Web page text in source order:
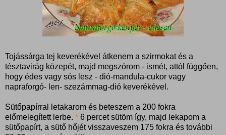
Tojássárga tej keverékével átkenem a szirmokat és a
tésztavirág közepét, majd megszórom - ismét, attól függően,
hogy édes vagy sós lesz - dió-mandula-cukor vagy
napraforgó- len- szezámmag-dió keverékével.
Sütőpapírral letakarom és beteszem a 200 fokra
előmelegített lerbe. * 6 percet sütöm így, majd lekapom a
sütőpapírt, a sütő hőjét visszaveszem 175 fokra és további